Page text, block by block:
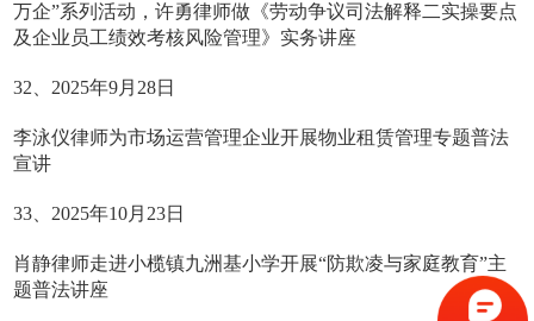
万企”系列活动，许勇律师做《劳动争议司法解释二实操要点
及企业员工绩效考核风险管理》实务讲座
32、2025年9月28日
李泳仪律师为市场运营管理企业开展物业租赁管理专题普法
宣讲
33、2025年10月23日
肖静律师走进小榄镇九洲基小学开展“防欺凌与家庭教育”主
题普法讲座